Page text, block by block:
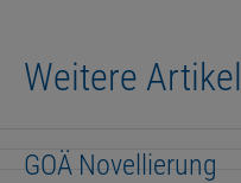
Weitere Artikel
GOÄ Novellierung